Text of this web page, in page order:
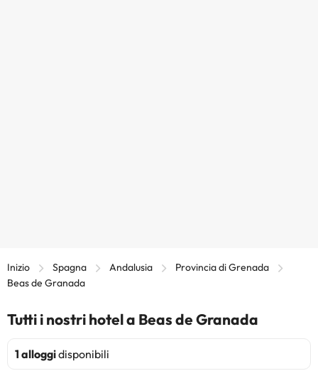
Inizio Spagna Andalusia
Provincia di Grenada
Beas de Granada
Tutti i nostri hotel a Beas de Granada
1 alloggidisponibili